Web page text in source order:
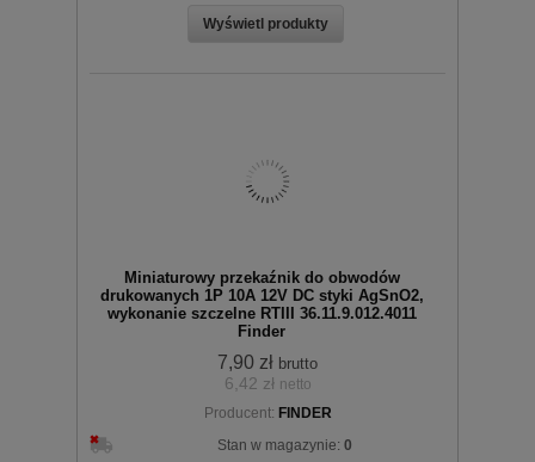
Miniaturowy przekaźnik do obwodów
drukowanych 1P 10A 12V DC styki AgSnO2,
wykonanie szczelne RTIII 36.11.9.012.4011
Finder
7,90 zł brutto
6,42 zł netto
Producent: FINDER
Stan w magazynie: 0